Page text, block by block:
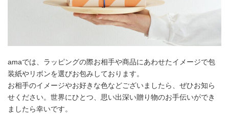
amaでは、ラッピングの際お相手や商品にあわせたイメージで包
装紙やリボンを選びお包みしております。
お相手のイメージやお好きな色などございましたら、ぜひお知ら
せください。世界にひとつ、思い出深い贈り物のお手伝いができ
ましたら幸いです。